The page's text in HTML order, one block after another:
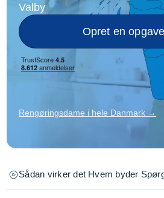
Valby
Opret en opgave
Rengøringsdame i hele Danmark →
Sådan virker det Hvem byder